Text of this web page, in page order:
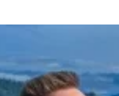
Что привезти (сувениры)